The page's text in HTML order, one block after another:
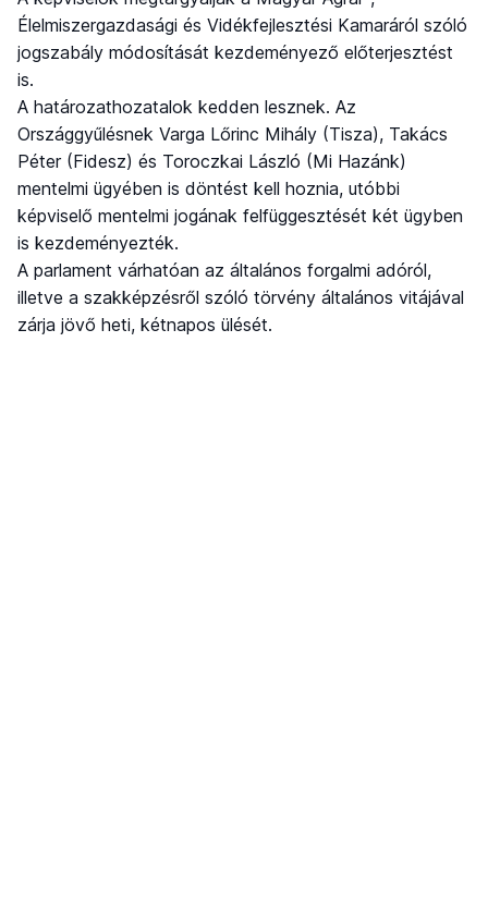
Élelmiszergazdasági és Vidékfejlesztési Kamaráról szóló
jogszabály módosítását kezdeményező előterjesztést
is.
A határozathozatalok kedden lesznek. Az
Országgyűlésnek Varga Lőrinc Mihály (Tisza), Takács
Péter (Fidesz) és Toroczkai László (Mi Hazánk)
mentelmi ügyében is döntést kell hoznia, utóbbi
képviselő mentelmi jogának felfüggesztését két ügyben
is kezdeményezték.
A parlament várhatóan az általános forgalmi adóról,
illetve a szakképzésről szóló törvény általános vitájával
zárja jövő heti, kétnapos ülését.